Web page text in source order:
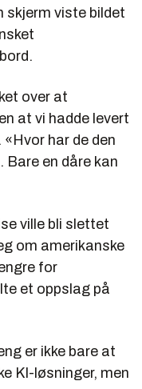
skjerm viste bildet
over at
at vi hadde levert
«Hvor har de den
Bare en dåre kan
ville bli slettet
om amerikanske
for
et oppslag på
er ikke bare at
KI-løsninger, men